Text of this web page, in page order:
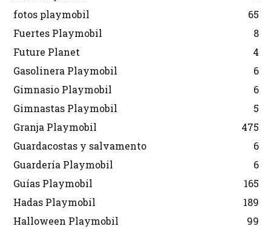
fotos playmobil
65
Fuertes Playmobil
8
Future Planet
4
Gasolinera Playmobil
6
Gimnasio Playmobil
6
Gimnastas Playmobil
5
Granja Playmobil
475
Guardacostas y salvamento
6
Guardería Playmobil
6
Guías Playmobil
165
Hadas Playmobil
189
Halloween Playmobil
99